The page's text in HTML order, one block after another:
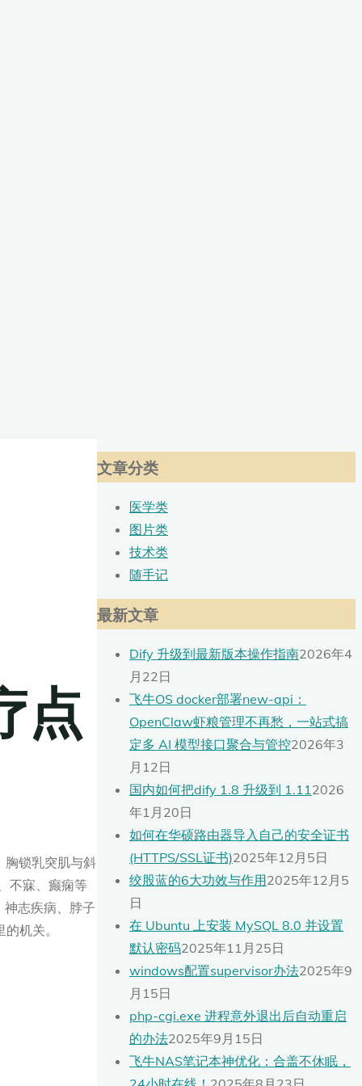
点
胸锁乳突肌与斜
不寐、癫痫等
志疾病、脖子
机关。
文章分类
医学类
图片类
技术类
随手记
最新文章
Dify 升级到最新版本操作指南2026年4
月22日
飞牛OS docker部署new-api：
OpenClaw虾粮管理不再愁，一站式搞
定多 AI 模型接口聚合与管控2026年3
月12日
国内如何把dify 1.8 升级到 1.11 2026
年1月20日
如何在华硕路由器导入自己的安全证书
(HTTPS/SSL证书)2025年12月5日
绞股蓝的6大功效与作用2025年12月5
日
在 Ubuntu 上安装 MySQL 8.0 并设置
默认密码2025年11月25日
windows配置supervisor办法2025年9
月15日
php-cgi.exe 进程意外退出后自动重启
的办法2025年9月15日
飞牛NAS笔记本神优化：合盖不休眠，